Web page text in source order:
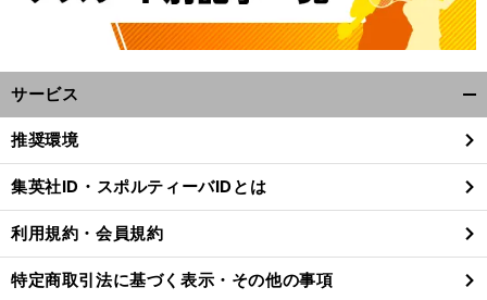
サービス
閉
る
推奨環境
集英社ID・スポルティーバIDとは
利用規約・会員規約
特定商取引法に基づく表示・その他の事項